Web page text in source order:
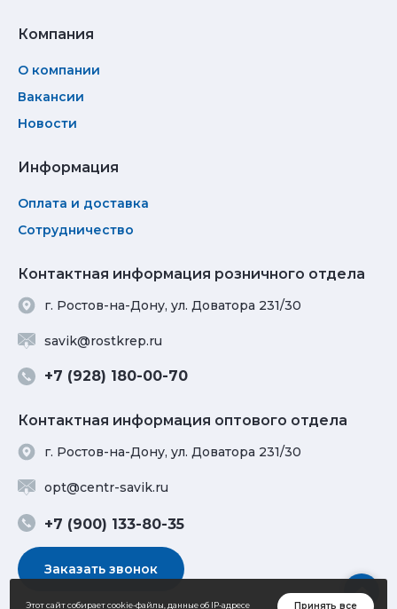
Компания
О компании
Вакансии
Новости
Информация
Оплата и доставка
Сотрудничество
Контактная информация розничного отдела
г. Ростов-на-Дону, ул. Доватора 231/30
savik@rostkrep.ru
+7 (928) 180-00-70
Контактная информация оптового отдела
г. Ростов-на-Дону, ул. Доватора 231/30
opt@centr-savik.ru
+7 (900) 133-80-35
Заказать звонок
Этот сайт собирает cookie-файлы, данные об IP-адресе Принять все